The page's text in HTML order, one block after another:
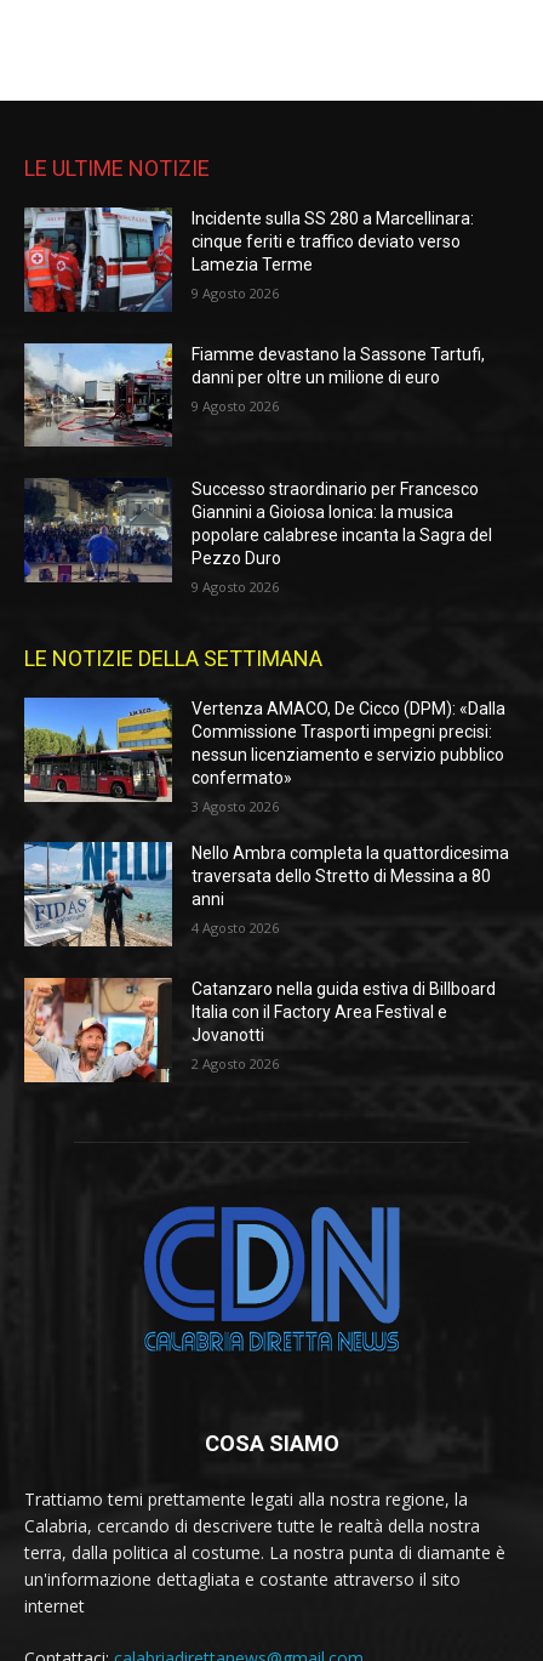
LE ULTIME NOTIZIE
Incidente sulla SS 280 a Marcellinara:
cinque feriti e traffico deviato verso
Lamezia Terme
9 Agosto 2026
Fiamme devastano la Sassone Tartufi,
danni per oltre un milione di euro
9 Agosto 2026
Successo straordinario per Francesco
Giannini a Gioiosa Ionica: la musica
popolare calabrese incanta la Sagra del
Pezzo Duro
9 Agosto 2026
LE NOTIZIE DELLA SETTIMANA
Vertenza AMACO, De Cicco (DPM): «Dalla
Commissione Trasporti impegni precisi:
nessun licenziamento e servizio pubblico
confermato»
3 Agosto 2026
Nello Ambra completa la quattordicesima
traversata dello Stretto di Messina a 80
anni
4 Agosto 2026
Catanzaro nella guida estiva di Billboard
Italia con il Factory Area Festival e
Jovanotti
2 Agosto 2026
COSA SIAMO
Trattiamo temi prettamente legati alla nostra regione, la
Calabria, cercando di descrivere tutte le realtà della nostra
terra, dalla politica al costume. La nostra punta di diamante è
un'informazione dettagliata e costante attraverso il sito
internet